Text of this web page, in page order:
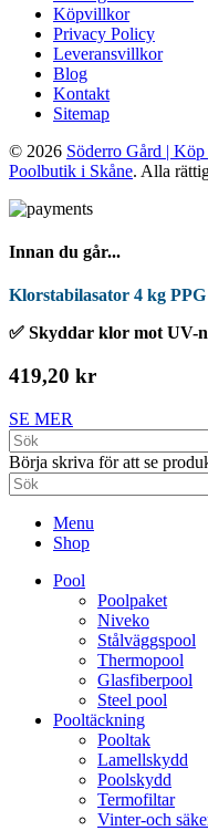
Köpvillkor
Privacy Policy
Leveransvillkor
Blog
Kontakt
Sitemap
© 2026 Söderro Gård |
Poolbutik i Skåne. Alla
Innan du går...
Klorstabilasator 4 kg
✅ Skyddar klor mot UV-
419,20 kr
SE MER
Börja skriva för att se
Menu
Shop
Pool
Poolpaket
Niveko
Stålväggspool
Thermopool
Glasfiberpool
Steel pool
Pooltäckning
Pooltak
Lamellskydd
Poolskydd
Termofiltar
Vinter-och